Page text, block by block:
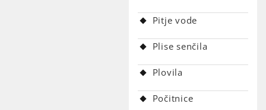
Pitje vode
Plise senčila
Plovila
Počitnice